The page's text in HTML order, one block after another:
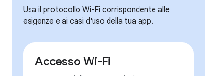
Usa il protocollo Wi-Fi corrispondente alle
esigenze e ai casi d'uso della tua app.
Accesso Wi-Fi